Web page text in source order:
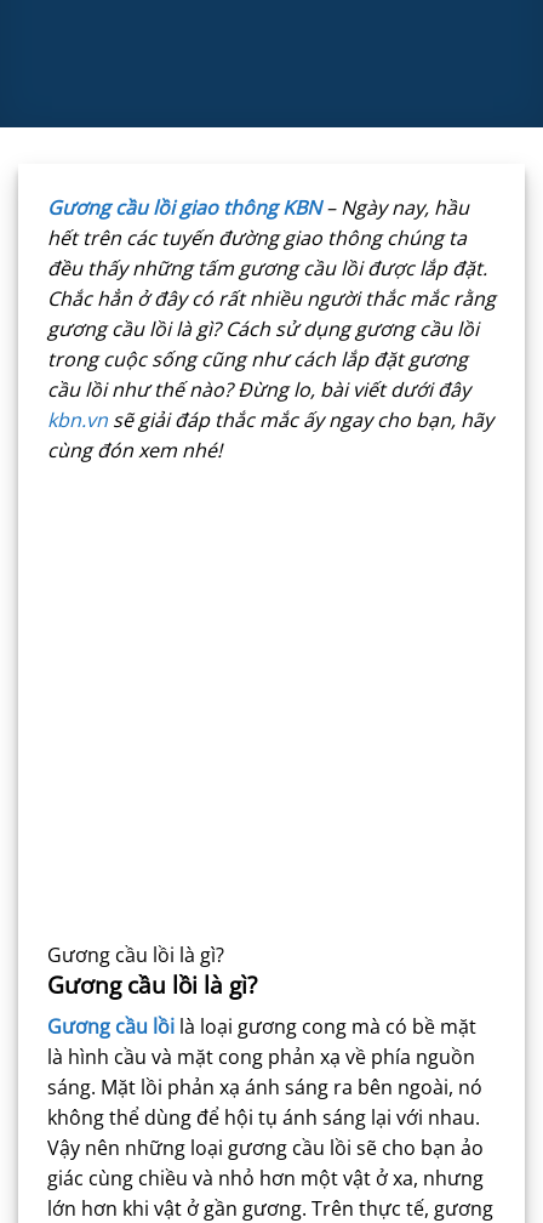
Gương cầu lồi giao thông KBN– Ngày nay, hầu
hết trên các tuyến đường giao thông chúng ta
đều thấy những tấm gương cầu lồi được lắp đặt.
Chắc hẳn ở đây có rất nhiều người thắc mắc rằng
gương cầu lồi là gì? Cách sử dụng gương cầu lồi
trong cuộc sống cũng như cách lắp đặt gương
cầu lồi như thế nào? Đừng lo, bài viết dưới đây
kbn.vn sẽ giải đáp thắc mắc ấy ngay cho bạn, hãy
cùng đón xem nhé!
Gương cầu lồi là gì?
Gương cầu lồi là gì?
Gương cầu lồi là loại gương cong mà có bề mặt
là hình cầu và mặt cong phản xạ về phía nguồn
sáng. Mặt lồi phản xạ ánh sáng ra bên ngoài, nó
không thể dùng để hội tụ ánh sáng lại với nhau.
Vậy nên những loại gương cầu lồi sẽ cho bạn ảo
giác cùng chiều và nhỏ hơn một vật ở xa, nhưng
lớn hơn khi vật ở gần gương. Trên thực tế, gương